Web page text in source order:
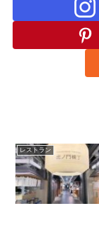
レストラン